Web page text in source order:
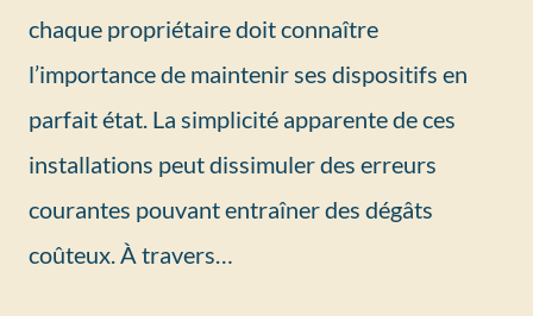
chaque propriétaire doit connaître
l’importance de maintenir ses dispositifs en
parfait état. La simplicité apparente de ces
installations peut dissimuler des erreurs
courantes pouvant entraîner des dégâts
coûteux. À travers…